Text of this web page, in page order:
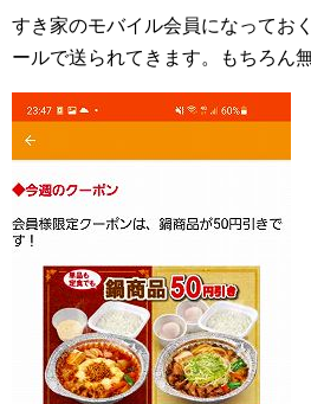
すき家のモバイル会員になってお
ールで送られてきます。もちろん